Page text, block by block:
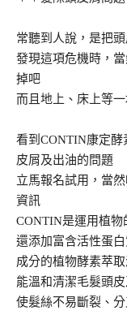
常聽到人說，是把
發現這項危機時，
掉吧
而且地上、床上等
看到CONTIN康定
皮屑及出油的問題
立馬報名試用，當
資訊
CONTIN是運用植
還添加富含活性蛋
成分的植物酵素萃
能溫和清潔毛髮頭
使髮絲不易斷裂、